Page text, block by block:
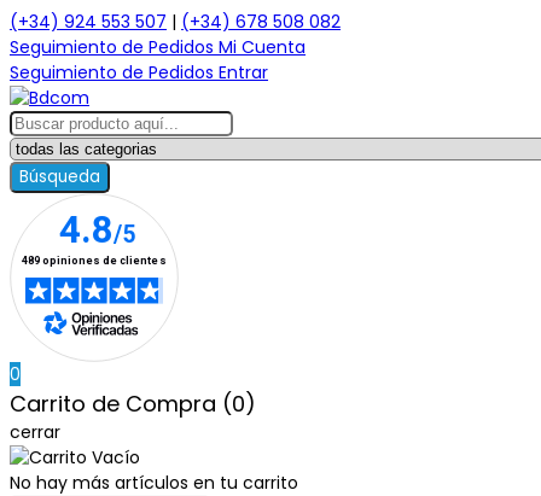
(+34) 924 553 507 | (+34) 678 508 082
Seguimiento de Pedidos Mi Cuenta
Seguimiento de Pedidos Entrar
Búsqueda
0
Carrito de Compra (0)
cerrar
No hay más artículos en tu carrito